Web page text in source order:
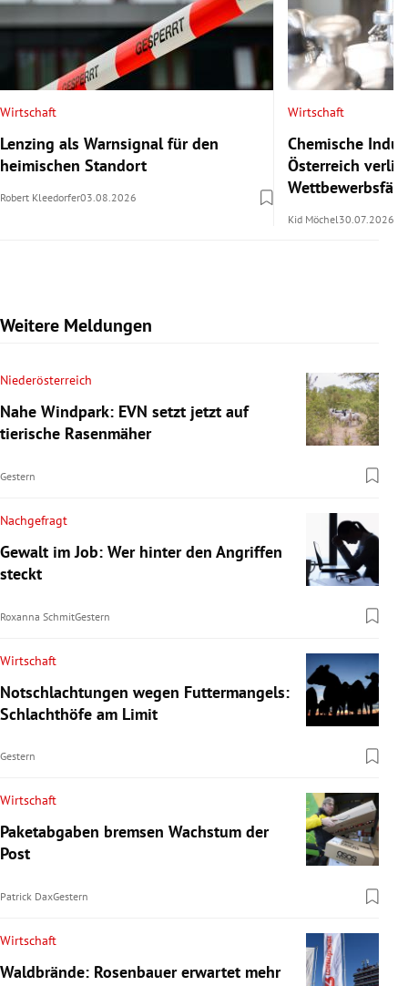
Wirtschaft
Lenzing als Warnsignal für den
heimischen Standort
Robert Kleedorfer03.08.2026
Wirtschaft
Chemische
Österreich
Kid Möchel30.07.2026
Weitere Meldungen
Niederösterreich
Nahe Windpark: EVN setzt jetzt auf
tierische Rasenmäher
Gestern
Nachgefragt
Gewalt im Job: Wer hinter den Angriffen
steckt
Roxanna SchmitGestern
Wirtschaft
Notschlachtungen wegen Futtermangels:
Schlachthöfe am Limit
Gestern
Wirtschaft
Paketabgaben bremsen Wachstum der
Post
Patrick DaxGestern
Wirtschaft
Waldbrände: Rosenbauer erwartet mehr